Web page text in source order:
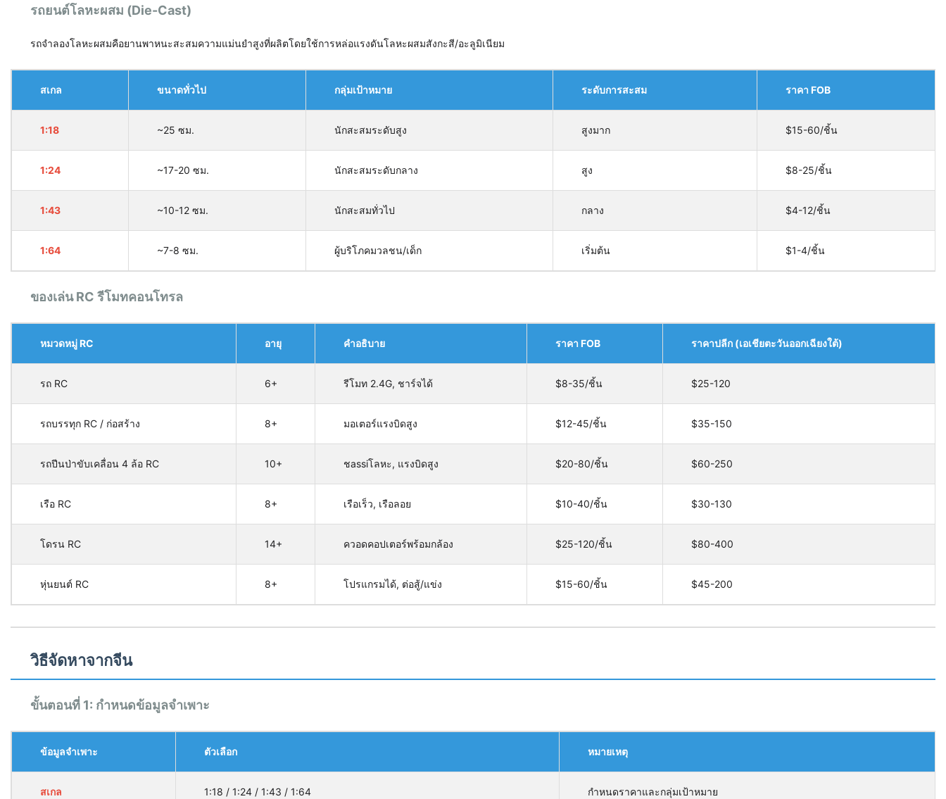
รถยนต์โลหะผสม (Die-Cast)
รถจำลองโลหะผสมคือยานพาหนะสะสมความแม่นยำสูงที่ผลิตโดยใช้การหล่อแรงดันโลหะผสมสังกะสี/อะลูมิเนียม
สเกล ขนาดทั่วไป กลุ่มเป้าหมาย ระดับการสะสม ราคา FOB
1:18 ~25 ซม. นักสะสมระดับสูง สูงมาก $15-60/ชิ้น
1:24 ~17-20 ซม. นักสะสมระดับกลาง สูง $8-25/ชิ้น
1:43 ~10-12 ซม. นักสะสมทั่วไป กลาง $4-12/ชิ้น
1:64 ~7-8 ซม. ผู้บริโภคมวลชน/เด็ก เริ่มต้น $1-4/ชิ้น
ของเล่น RC รีโมทคอนโทรล
หมวดหมู่ RC อายุ คำอธิบาย ราคา FOB ราคาปลีก (เอเชียตะวันออกเฉียงใต้)
รถ RC 6+ รีโมท 2.4G, ชาร์จได้ $8-35/ชิ้น $25-120
รถบรรทุก RC / ก่อสร้าง 8+ มอเตอร์แรงบิดสูง $12-45/ชิ้น $35-150
รถปีนป่าขับเคลื่อน 4 ล้อ RC 10+ ชassiโลหะ, แรงบิดสูง $20-80/ชิ้น $60-250
เรือ RC 8+ เรือเร็ว, เรือลอย $10-40/ชิ้น $30-130
โดรน RC 14+ ควอดคอปเตอร์พร้อมกล้อง $25-120/ชิ้น $80-400
หุ่นยนต์ RC 8+ โปรแกรมได้, ต่อสู้/แข่ง $15-60/ชิ้น $45-200
วิธีจัดหาจากจีน
ขั้นตอนที่ 1: กำหนดข้อมูลจำเพาะ
ข้อมูลจำเพาะ ตัวเลือก หมายเหตุ
สเกล 1:18 / 1:24 / 1:43 / 1:64 กำหนดราคาและกลุ่มเป้าหมาย